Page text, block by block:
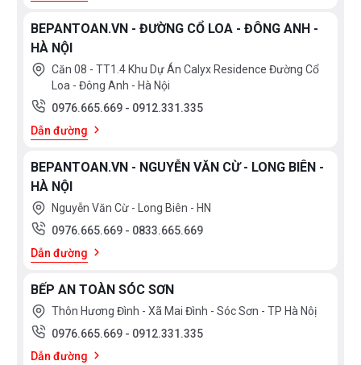
BEPANTOAN.VN - ĐƯỜNG CỔ LOA - ĐÔNG ANH -
HÀ NỘI
Căn 08 - TT1.4 Khu Dự Án Calyx Residence Đường Cổ
Loa - Đông Anh - Hà Nội
0976.665.669 - 0912.331.335
Dẫn đường
BEPANTOAN.VN - NGUYỄN VĂN CỪ - LONG BIÊN -
HÀ NỘI
Nguyễn Văn Cừ - Long Biên - HN
0976.665.669 - 0833.665.669
Dẫn đường
BẾP AN TOÀN SÓC SƠN
Thôn Hương Đình - Xã Mai Đình - Sóc Sơn - TP Hà Nôị
0976.665.669 - 0912.331.335
Dẫn đường